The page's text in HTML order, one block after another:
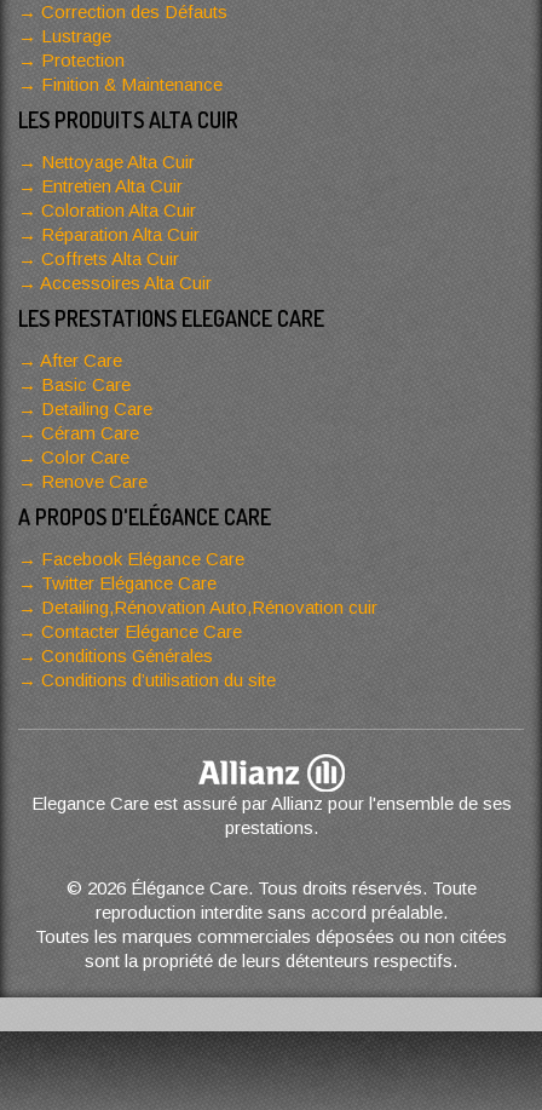
Correction des Défauts
Lustrage
Protection
Finition & Maintenance
LES PRODUITS ALTA CUIR
Nettoyage Alta Cuir
Entretien Alta Cuir
Coloration Alta Cuir
Réparation Alta Cuir
Coffrets Alta Cuir
Accessoires Alta Cuir
LES PRESTATIONS ELEGANCE CARE
After Care
Basic Care
Detailing Care
Céram Care
Color Care
Renove Care
A PROPOS D'ELÉGANCE CARE
Facebook Elégance Care
Twitter Elégance Care
Detailing,Rénovation Auto,Rénovation cuir
Contacter Elégance Care
Conditions Générales
Conditions d’utilisation du site
Elegance Care est assuré par Allianz pour l'ensemble de ses
prestations.
© 2026 Élégance Care. Tous droits réservés. Toute
reproduction interdite sans accord préalable.
Toutes les marques commerciales déposées ou non citées
sont la propriété de leurs détenteurs respectifs.